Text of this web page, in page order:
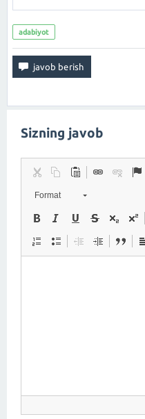
adabiyot
Sizning javob
Format